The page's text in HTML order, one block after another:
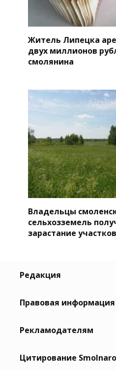
Житель Липецка
двух миллионов
смолянина
Владельцы
сельхозземель
зарастание участков
Редакция
Правовая информация
Рекламодателям
Цитирование